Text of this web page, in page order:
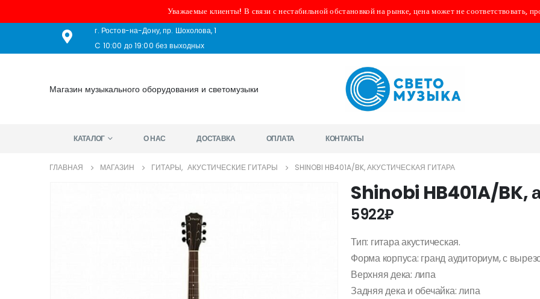
Уважаемые клиенты! В связи с нестабильной обстановкой на рынке, цена может не соответствовать,
г. Ростов-на-Дону, пр. Шохолова, 1
C 10:00 до 19:00 без выходных
Магазин музыкального оборудования и светомузыки
КАТАЛОГ О НАС ДОСТАВКА ОПЛАТА КОНТАКТЫ
ГЛАВНАЯ МАГАЗИН ГИТАРЫ, АКУСТИЧЕСКИЕ ГИТАРЫ SHINOBI HB401A/BK, АКУСТИЧЕСКАЯ ГИТАРА
Shinobi HB401A/BK,
5922₽
Тип: гитара акустическая.
Форма корпуса: гранд аудиториум, с
Верхняя дека: липа
Задняя дека и обечайка: липа